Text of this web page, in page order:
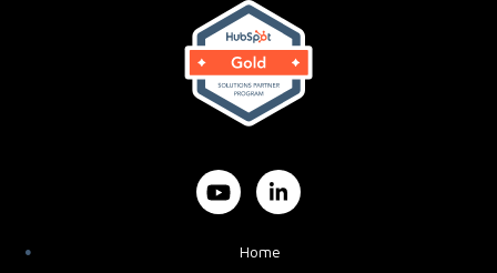
Home